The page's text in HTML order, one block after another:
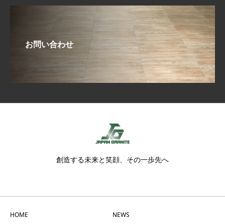
お問い合わせ
創造する未来と笑顔、その一歩先へ
HOME NEWS